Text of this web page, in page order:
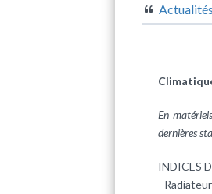
Actualités
En
dernières
INDICES
-